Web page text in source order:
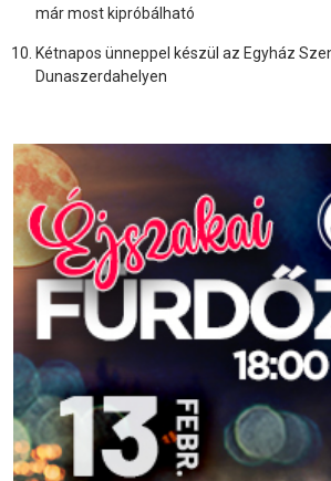
már most kipróbálható
Kétnapos ünneppel készül az Egyház
Dunaszerdahelyen